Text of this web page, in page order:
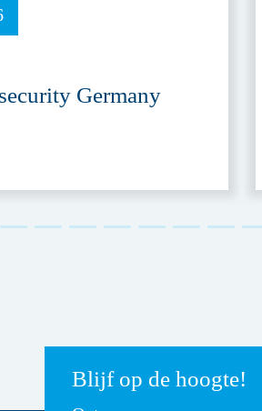
Germany
Blijf op de hoogte!